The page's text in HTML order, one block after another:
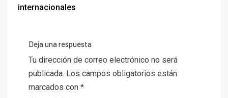
internacionales
Deja una respuesta
Tu dirección de correo electrónico no será
publicada. Los campos obligatorios están
marcados con *